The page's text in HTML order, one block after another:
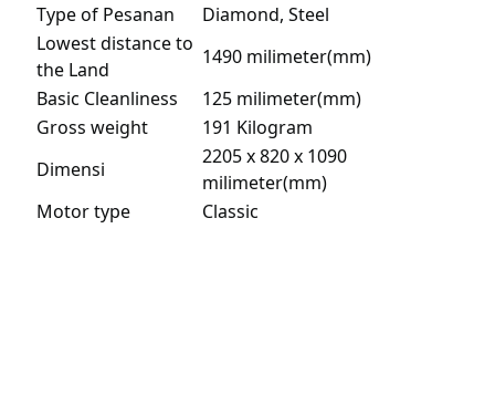
Type of Pesanan
Diamond, Steel
Lowest distance to
the Land
1490 milimeter(mm)
Basic Cleanliness
125 milimeter(mm)
Gross weight
191 Kilogram
Dimensi
2205 x 820 x 1090
milimeter(mm)
Motor type
Classic